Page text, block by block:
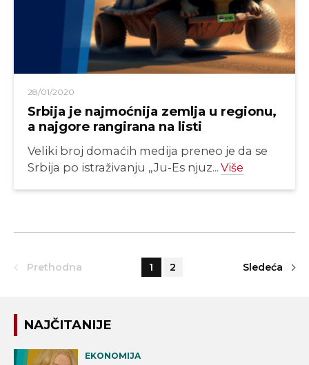
28/01/2020
Srbija je najmoćnija zemlja u regionu,
a najgore rangirana na listi
Veliki broj domaćih medija preneo je da se
Srbija po istraživanju „Ju-Es njuz... Više
Prethodna 1 2 Sledeća
NAJČITANIJE
EKONOMIJA